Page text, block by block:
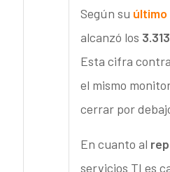
Según su último
alcanzó los
Esta cifra
el mismo
cerrar por
En cuanto al
servicios TI es